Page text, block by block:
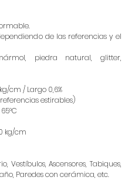
de las referencias y el
piedra natural, glitter,
cm / Largo 0,6%
estirables)
kg/cm
Vestíbulos, Ascensores, Tabiques,
Paredes con cerámica, etc.